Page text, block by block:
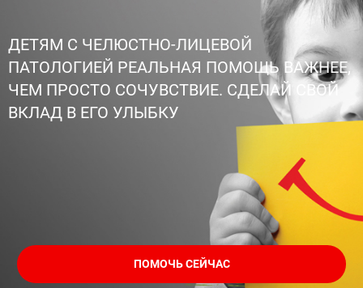
ДЕТЯМ С ЧЕЛЮСТНО-ЛИЦЕВОЙ
ПАТОЛОГИЕЙ РЕАЛЬНАЯ ПОМОЩЬ ВАЖНЕЕ,
ЧЕМ ПРОСТО СОЧУВСТВИЕ. СДЕЛАЙ СВОЙ
ВКЛАД В ЕГО УЛЫБКУ
ПОМОЧЬ СЕЙЧАС